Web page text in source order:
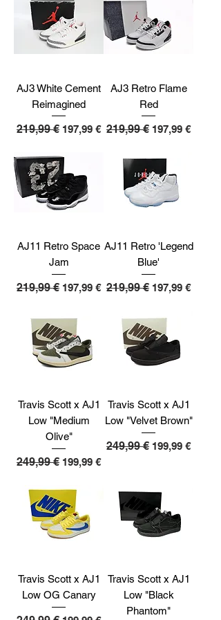
AJ3 White Cement
Reimagined
Standardpreis
219,99 € Sale-Preis
197,99 €
AJ3 Retro Flame
Red
Standardpreis
219,99 € Sale-Preis
197,99 €
AJ11 Retro Space
Jam
Standardpreis
219,99 € Sale-Preis
197,99 €
AJ11 Retro 'Legend
Blue'
Standardpreis
219,99 € Sale-Preis
197,99 €
Travis Scott x AJ1
Low "Medium
Olive"
Standardpreis
249,99 € Sale-Preis
199,99 €
Travis Scott x AJ1
Low "Velvet Brown"
Standardpreis
249,99 € Sale-Preis
199,99 €
Travis Scott x AJ1
Low OG Canary
Travis Scott x AJ1
Low "Black
Phantom"